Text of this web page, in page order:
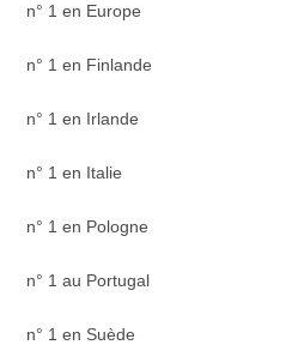
n° 1 en Europe
n° 1 en Finlande
n° 1 en Irlande
n° 1 en Italie
n° 1 en Pologne
n° 1 au Portugal
n° 1 en Suède